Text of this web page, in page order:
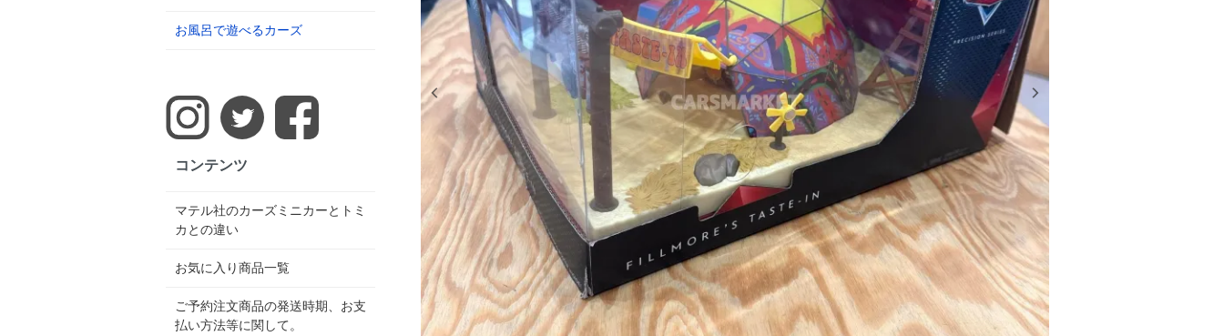
お風呂で遊べるカーズ
コンテンツ
マテル社のカーズミニカーとトミ
カとの違い
お気に入り商品一覧
ご予約注文商品の発送時期、お支
払い方法等に関して。